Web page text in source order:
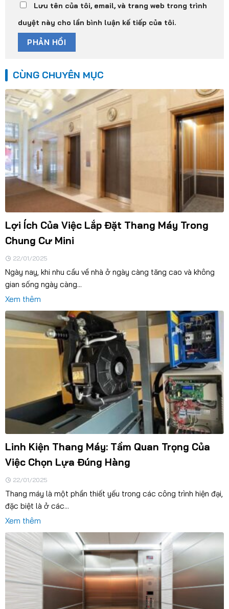
Lưu tên của tôi, email, và trang web trong trình
duyệt này cho lần bình luận kế tiếp của tôi.
CÙNG CHUYÊN MỤC
Lợi Ích Của Việc Lắp Đặt Thang Máy Trong
Chung Cư Mini
22/01/2025
Ngày nay, khi nhu cầu về nhà ở ngày càng tăng cao và không
gian sống ngày càng...
Xem thêm
Linh Kiện Thang Máy: Tầm Quan Trọng Của
Việc Chọn Lựa Đúng Hàng
22/01/2025
Thang máy là một phần thiết yếu trong các công trình hiện đại,
đặc biệt là ở các...
Xem thêm